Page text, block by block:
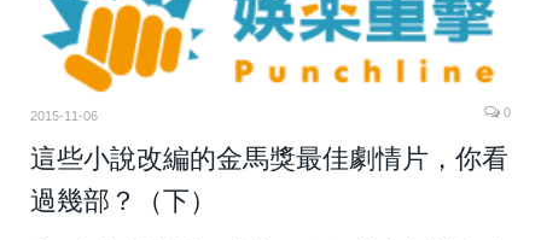
2015-11-06 0
這些小說改編的金馬獎最佳劇情片，你看
過幾部？（下）